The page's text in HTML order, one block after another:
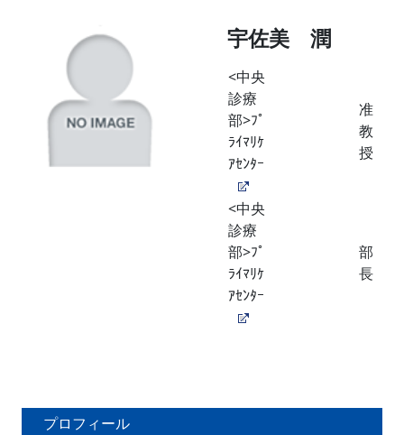
宇佐美 潤
<中央
診療
部>ﾌﾟ
ﾗｲﾏﾘｹ
ｱｾﾝﾀｰ
准
教
授
<中央
診療
部>ﾌﾟ
ﾗｲﾏﾘｹ
ｱｾﾝﾀｰ
部
長
プロフィール